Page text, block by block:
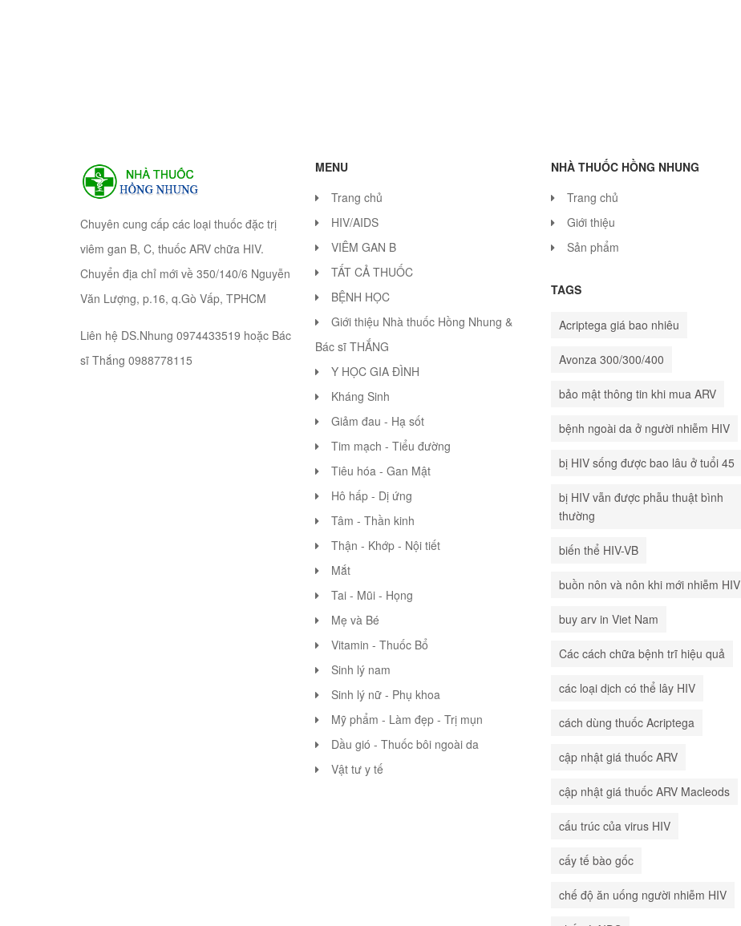
Chuyên cung cấp các loại thuốc đặc trị
viêm gan B, C, thuốc ARV chữa HIV.
Chuyển địa chỉ mới về 350/140/6 Nguyễn
Văn Lượng, p.16, q.Gò Vấp, TPHCM
Liên hệ DS.Nhung 0974433519 hoặc Bác
sĩ Thắng 0988778115
MENU
Trang chủ
HIV/AIDS
VIÊM GAN B
TẤT CẢ THUỐC
BỆNH HỌC
Giới thiệu Nhà thuốc Hồng Nhung &
Bác sĩ THẮNG
Y HỌC GIA ĐÌNH
Kháng Sinh
Giảm đau - Hạ sốt
Tim mạch - Tiểu đường
Tiêu hóa - Gan Mật
Hô hấp - Dị ứng
Tâm - Thần kinh
Thận - Khớp - Nội tiết
Mắt
Tai - Mũi - Họng
Mẹ và Bé
Vitamin - Thuốc Bổ
Sinh lý nam
Sinh lý nữ - Phụ khoa
Mỹ phẩm - Làm đẹp - Trị mụn
Dầu gió - Thuốc bôi ngoài da
Vật tư y tế
NHÀ THUỐC HỒNG NHUNG
Trang chủ
Giới thiệu
Sản phẩm
TAGS
Acriptega giá bao nhiêu
Avonza 300/300/400
bảo mật thông tin khi mua ARV
bệnh ngoài da ở người nhiễm HIV
bị HIV sống được bao lâu ở tuổi 45
bị HIV vẫn được phẫu thuật bình
thường
biến thể HIV-VB
buồn nôn và nôn khi mới nhiễm HIV
buy arv in Viet Nam
Các cách chữa bệnh trĩ hiệu quả
các loại dịch có thể lây HIV
cách dùng thuốc Acriptega
cập nhật giá thuốc ARV
cập nhật giá thuốc ARV Macleods
cấu trúc của virus HIV
cấy tế bào gốc
chế độ ăn uống người nhiễm HIV